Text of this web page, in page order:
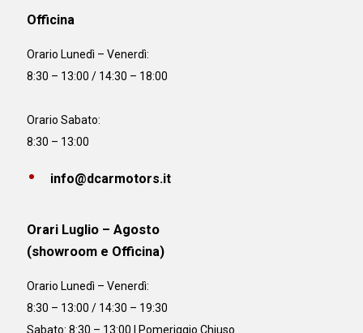
Officina
Orario Lunedì – Venerdì:
8:30 – 13:00 / 14:30 – 18:00
Orario Sabato:
8:30 – 13:00
info@dcarmotors.it
Orari Luglio – Agosto
(showroom e Officina)
Orario Lunedì – Venerdì:
8:30 – 13:00 / 14:30 – 19:30
Sabato: 8:30 – 13:00 | Pomeriggio Chiuso